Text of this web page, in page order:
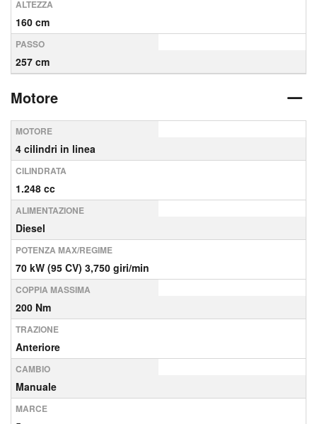
ALTEZZA
160 cm
PASSO
257 cm
Motore
MOTORE
4 cilindri in linea
CILINDRATA
1.248 cc
ALIMENTAZIONE
Diesel
POTENZA MAX/REGIME
70 kW (95 CV) 3,750 giri/min
COPPIA MASSIMA
200 Nm
TRAZIONE
Anteriore
CAMBIO
Manuale
MARCE